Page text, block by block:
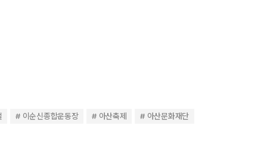
이순신종합운동장 아산축제 아산문화재단